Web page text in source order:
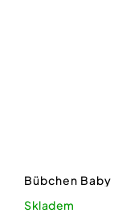
Bübchen
Skladem